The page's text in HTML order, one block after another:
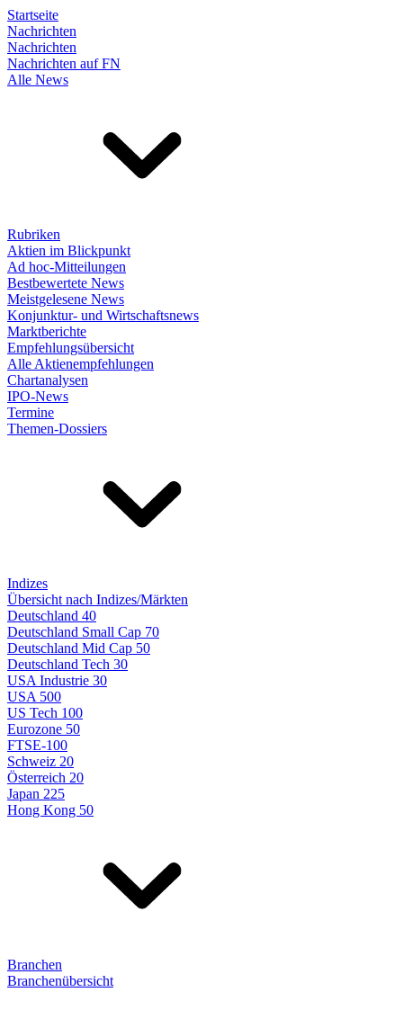
Startseite
Nachrichten
Nachrichten
Nachrichten auf FN
Alle News
Rubriken
Aktien im Blickpunkt
Ad hoc-Mitteilungen
Bestbewertete News
Meistgelesene News
Konjunktur- und Wirtschaftsnews
Marktberichte
Empfehlungsübersicht
Alle Aktienempfehlungen
Chartanalysen
IPO-News
Termine
Themen-Dossiers
Indizes
Übersicht nach Indizes/Märkten
Deutschland 40
Deutschland Small Cap 70
Deutschland Mid Cap 50
Deutschland Tech 30
USA Industrie 30
USA 500
US Tech 100
Eurozone 50
FTSE-100
Schweiz 20
Österreich 20
Japan 225
Hong Kong 50
Branchen
Branchenübersicht